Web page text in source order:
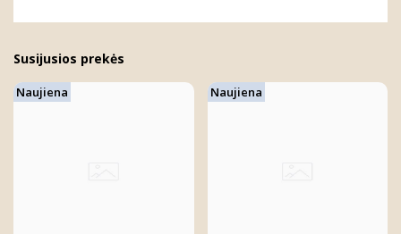
Susijusios prekės
Naujiena Naujiena